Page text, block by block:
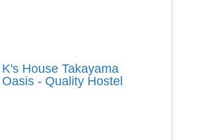
K's House Takayama
Oasis - Quality Hostel